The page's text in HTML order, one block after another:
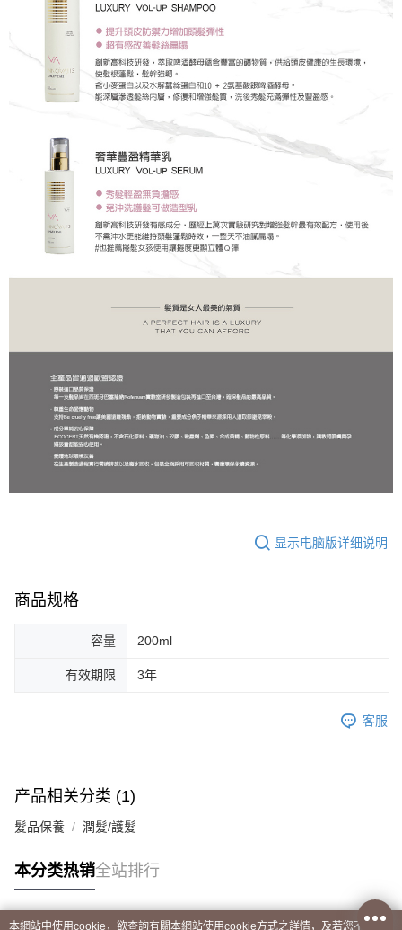
显示电脑版详细说明
商品规格
容量 200ml
有效期限 3年
客服
产品相关分类 (1)
髮品保養 潤髮/護髮
本分类热销全站排行
本網站中使用cookie，欲查詢有關本網站使用cookie方式之詳情，及若您不希望